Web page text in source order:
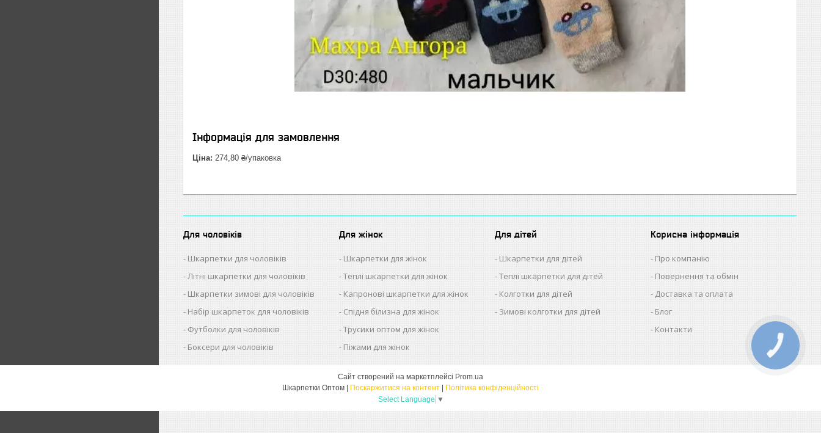
Інформація для замовлення
Ціна: 274,80 ₴/упаковка
Для чоловіків
Шкарпетки для чоловіків
Літні шкарпетки для чоловіків
Шкарпетки зимові для чоловіків
Набір шкарпеток для чоловіків
Футболки для чоловіків
Боксери для чоловіків
Для жінок
Шкарпетки для жінок
Теплі шкарпетки для жінок
Капронові шкарпетки для жінок
Спідня білизна для жінок
Трусики оптом для жінок
Піжами для жінок
Для дітей
Шкарпетки для дітей
Теплі шкарпетки для дітей
Колготки для дітей
Зимові колготки для дітей
Корисна інформація
Про компанію
Повернення та обмін
Доставка та оплата
Блог
Контакти
Сайт створений на маркетплейсі Prom.ua
Поскаржитися на контент
Політика конфіденційності
Select Language ▼